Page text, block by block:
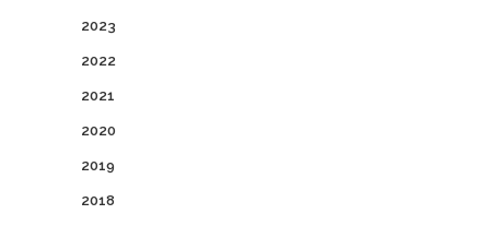
2023
2022
2021
2020
2019
2018